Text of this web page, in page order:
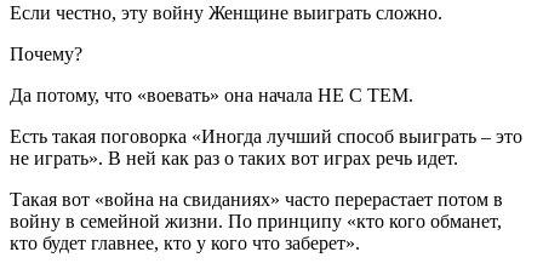
Если честно, эту войну Женщине выиграть сложно.
Почему?
Да потому, что «воевать» она начала НЕ С ТЕМ.
Есть такая поговорка «Иногда лучший способ выиграть – это
не играть». В ней как раз о таких вот играх речь идет.
Такая вот «война на свиданиях» часто перерастает потом в
войну в семейной жизни. По принципу «кто кого обманет,
кто будет главнее, кто у кого что заберет».